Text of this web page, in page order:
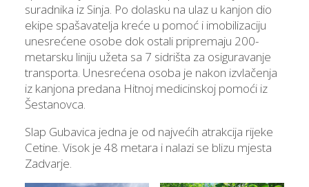
suradnika iz Sinja. Po dolasku na ulaz u kanjon dio
ekipe spašavatelja kreće u pomoć i imobilizaciju
unesrećene osobe dok ostali pripremaju 200-
metarsku liniju užeta sa 7 sidrišta za osiguravanje
transporta. Unesrećena osoba je nakon izvlačenja
iz kanjona predana Hitnoj medicinskoj pomoći iz
Šestanovca.
Slap Gubavica jedna je od najvećih atrakcija rijeke
Cetine. Visok je 48 metara i nalazi se blizu mjesta
Zadvarje.